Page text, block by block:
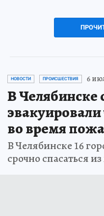
НОВОСТИ ПРОИСШЕСТВИЯ 6
В Челябинске
во время
В Челябинске 16
срочно спасаться